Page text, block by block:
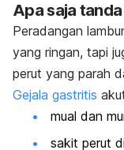
Apa saja
Peradangan
yang ringan, tapi
perut yang parah
Gejala gastritis
mual dan
sakit perut